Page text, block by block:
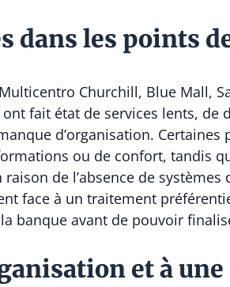
dans les points
Churchill, Blue Mall,
fait état de services lents, de
d’organisation.
ou de confort, tandis
de l’absence de
face à un traitement
banque avant de pouvoir
et à